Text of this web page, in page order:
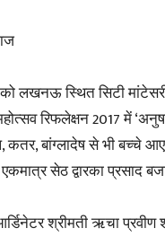
लखनऊ स्थित सिटी
रिफलेक्षन 2017 में
बांग्लादेष से भी बच्चे
सेठ द्वारका
श्रीमती ऋचा